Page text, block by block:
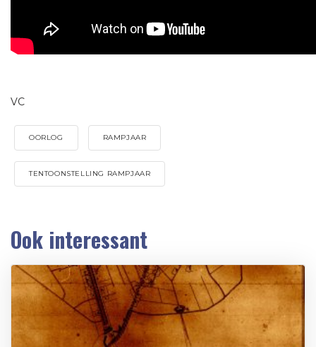
VC
OORLOG RAMPJAAR
TENTOONSTELLING RAMPJAAR
Ook interessant